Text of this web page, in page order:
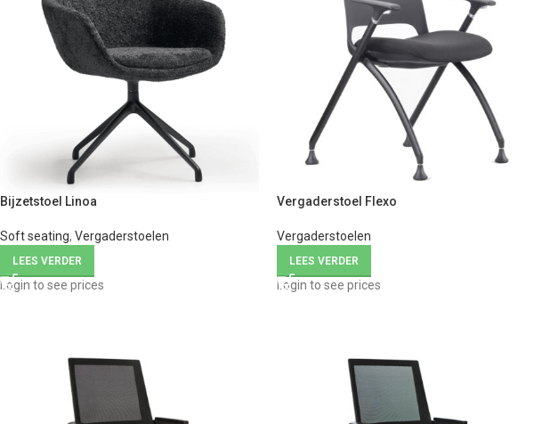
Bijzetstoel Linoa
Soft seating, Vergaderstoelen
LEES VERDER
Login to see prices
Vergaderstoel Flexo
Vergaderstoelen
LEES VERDER
Login to see prices